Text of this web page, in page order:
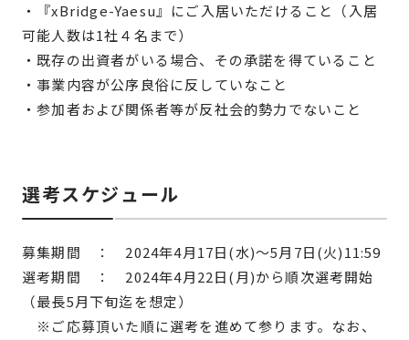
・『xBridge-Yaesu』にご入居いただけること（入居
可能人数は1社４名まで）
・既存の出資者がいる場合、その承諾を得ていること
・事業内容が公序良俗に反していなこと
・参加者および関係者等が反社会的勢力でないこと
選考スケジュール
募集期間 ： 2024年4月17日(水)～5月7日(火)11:59
選考期間 ： 2024年4月22日(月)から順次選考開始
（最長5月下旬迄を想定）
※ご応募頂いた順に選考を進めて参ります。なお、